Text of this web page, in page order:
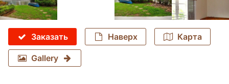
Заказать Наверх Карта
Gallery